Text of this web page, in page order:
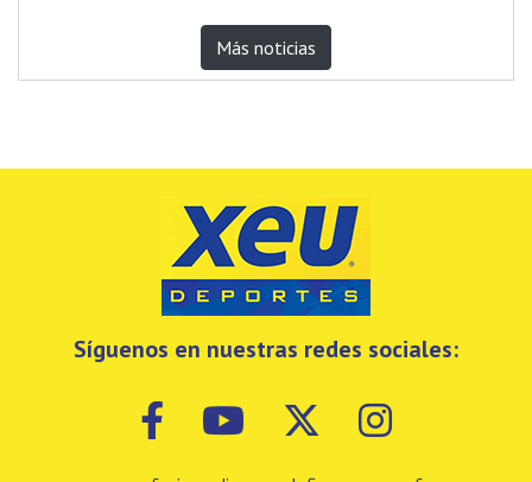
Más noticias
Síguenos en nuestras redes sociales: